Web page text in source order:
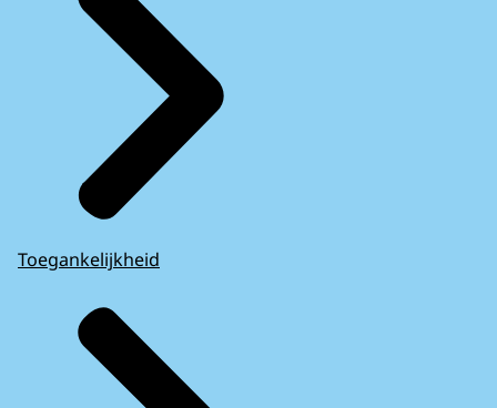
Toegankelijkheid